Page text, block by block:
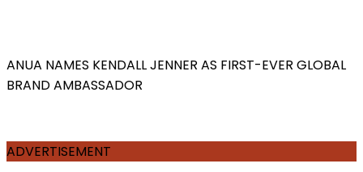
ANUA NAMES KENDALL JENNER AS FIRST-EVER GLOBAL
BRAND AMBASSADOR
ADVERTISEMENT